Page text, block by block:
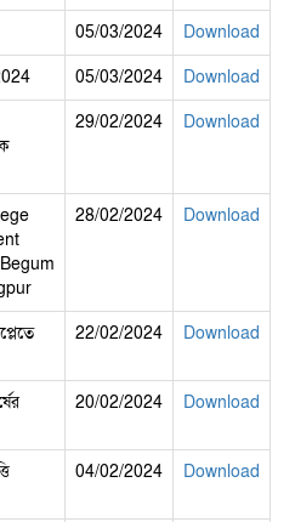
05/03/2024
Download
05/03/2024
Download
29/02/2024 Download
28/02/2024 Download
22/02/2024 Download
20/02/2024 Download
04/02/2024 Download